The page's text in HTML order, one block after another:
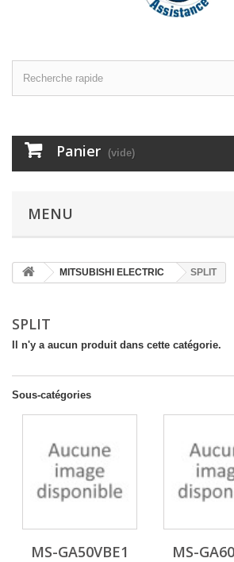
Panier (vide)
MENU
MITSUBISHI ELECTRIC SPLIT
SPLIT
Il n'y a aucun produit dans cette catégorie.
Sous-catégories
MS-GA50VBE1 MS-